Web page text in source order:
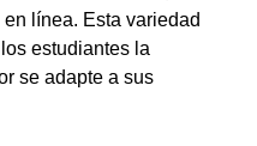
línea. Esta variedad
estudiantes la
se adapte a sus